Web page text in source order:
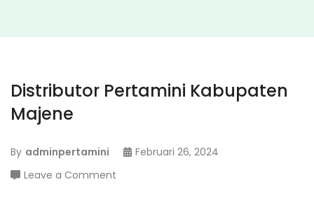
Distributor Pertamini Kabupaten
Majene
By adminpertamini
Februari 26, 2024
Leave a Comment